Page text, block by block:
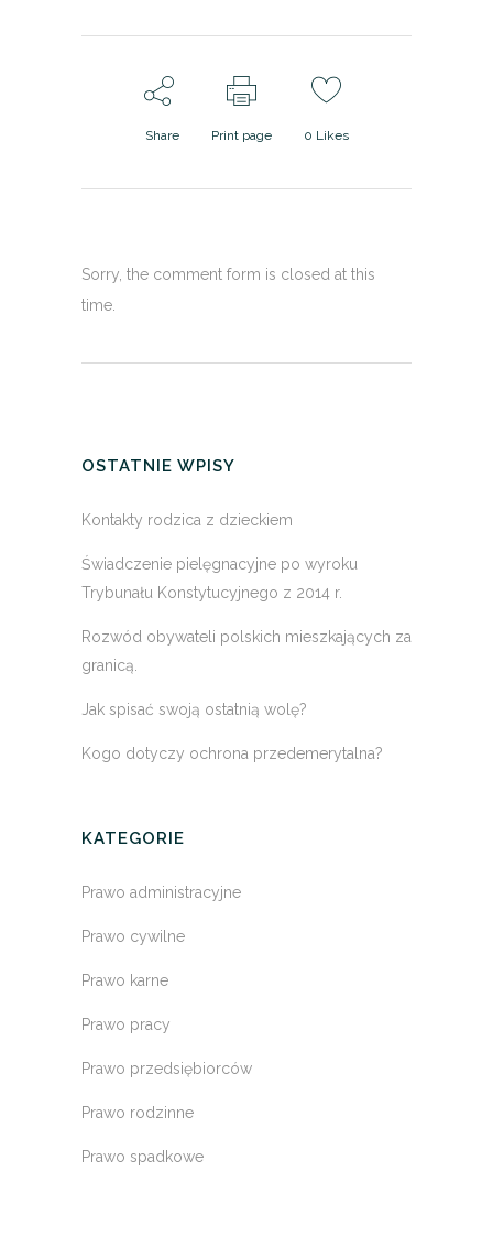
Share Print page 0 Likes
Sorry, the comment form is closed at this
time.
OSTATNIE WPISY
Kontakty rodzica z dzieckiem
Świadczenie pielęgnacyjne po wyroku
Trybunału Konstytucyjnego z 2014 r.
Rozwód obywateli polskich mieszkających za
granicą.
Jak spisać swoją ostatnią wolę?
Kogo dotyczy ochrona przedemerytalna?
KATEGORIE
Prawo administracyjne
Prawo cywilne
Prawo karne
Prawo pracy
Prawo przedsiębiorców
Prawo rodzinne
Prawo spadkowe